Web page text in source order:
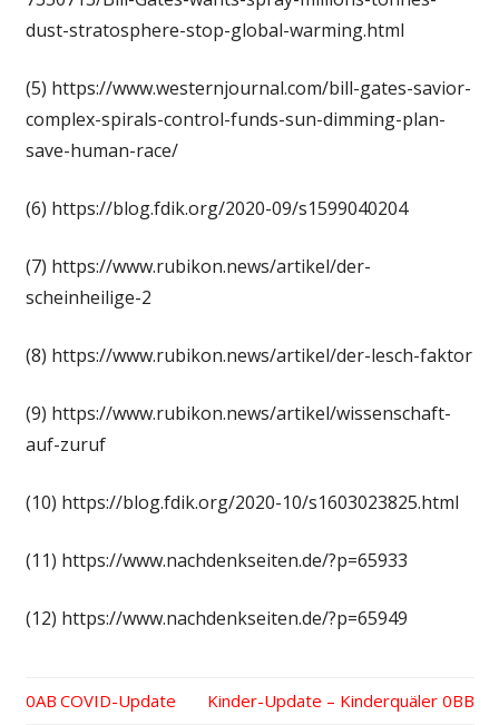
dust-stratosphere-stop-global-warming.html
(5) https://www.westernjournal.com/bill-gates-savior-
complex-spirals-control-funds-sun-dimming-plan-
save-human-race/
(6) https://blog.fdik.org/2020-09/s1599040204
(7) https://www.rubikon.news/artikel/der-
scheinheilige-2
(8) https://www.rubikon.news/artikel/der-lesch-faktor
(9) https://www.rubikon.news/artikel/wissenschaft-
auf-zuruf
(10) https://blog.fdik.org/2020-10/s1603023825.html
(11) https://www.nachdenkseiten.de/?p=65933
(12) https://www.nachdenkseiten.de/?p=65949
Vorheriger
COVID-Update
Nächster
Kinder-Update – Kinderquäler